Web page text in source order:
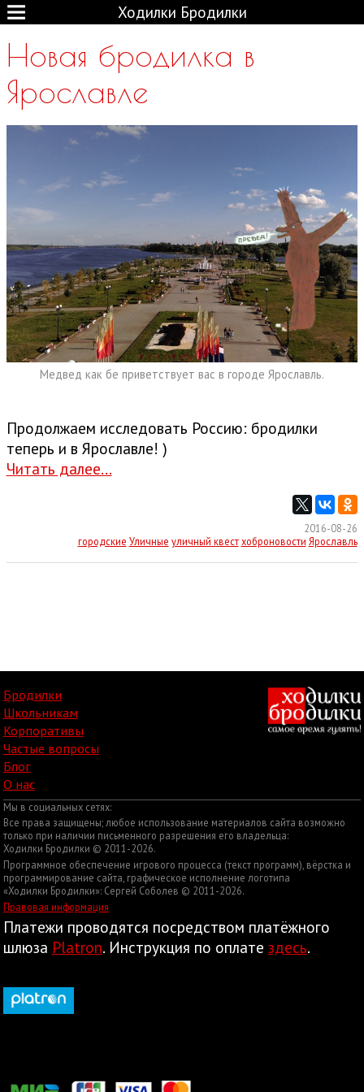
Ходилки Бродилки
Новая бродилка в
Ярославле
Медвед как бе приветствует вас в городе Ярославль.
Продолжаем исследовать Россию: бродилки
теперь и в Ярославле! )
Читать далее...
2016-08-26
городские Уличные уличный квест хоброновости Ярославль
Бродилки
Школьникам
Корпоративы
Частые вопросы
Блог
О нас
Мы в социальных сетях:
Все права защищены; любое использование материалов сайта возможно
только при наличии письменного разрешения его владельца:
Ходилки Бродилки © 2011-2026.
Программное обеспечение игрового процесса (текст программ), вёрстка и
программирование сайта, графическое исполнение логотипа
«Ходилки Бродилки»: Сергей Соболев © 2011-2026.
Правовая информация
Платежи проводятся посредством платёжного
шлюза Platron. Инструкция по оплате здесь.